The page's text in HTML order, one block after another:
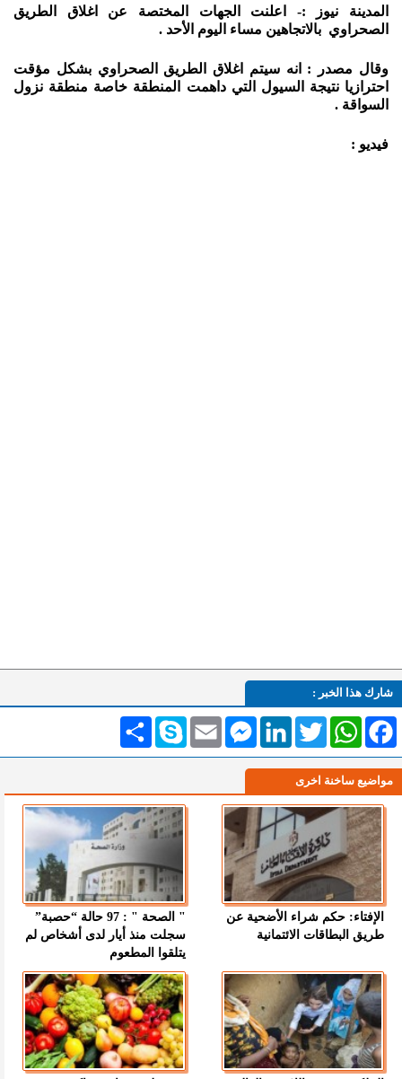
المدينة نيوز :- اعلنت الجهات المختصة عن اغلاق الطريق
الصحراوي بالاتجاهين مساء اليوم الأحد .
وقال مصدر : انه سيتم اغلاق الطريق الصحراوي بشكل مؤقت
احترازيا نتيجة السيول التي داهمت المنطقة خاصة منطقة نزول
السواقة .
فيديو :
شارك هذا الخبر :
انشر Skype Email
MessengerLinkedInTwitterWhatsAppFacebook
مواضيع ساخنة اخرى
الإفتاء: حكم شراء الأضحية عن
طريق البطاقات الائتمانية
" الصحة " : 97 حالة “حصبة”
سجلت منذ أيار لدى أشخاص لم
يتلقوا المطعوم